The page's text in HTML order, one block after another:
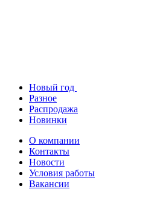
Новый год
Разное
Распродажа
Новинки
О компании
Контакты
Новости
Условия работы
Вакансии